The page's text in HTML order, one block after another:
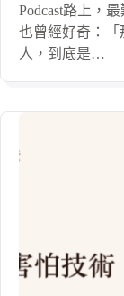
Podcast路上，
也曾經好奇：「
人，到底是…